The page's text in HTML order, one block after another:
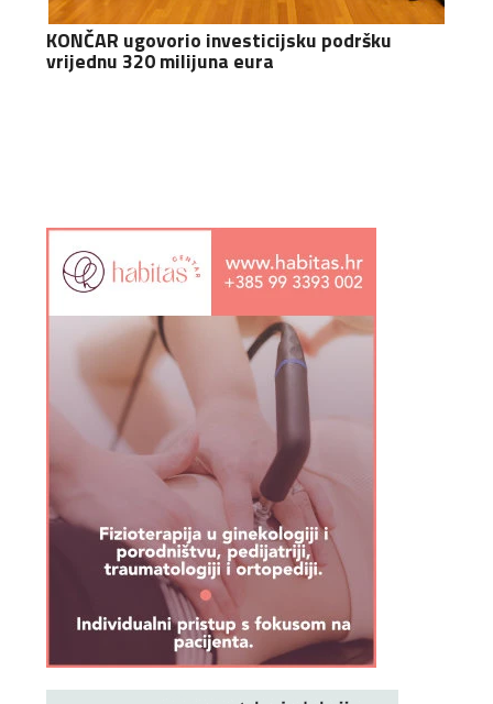
KONČAR ugovorio investicijsku podršku
vrijednu 320 milijuna eura